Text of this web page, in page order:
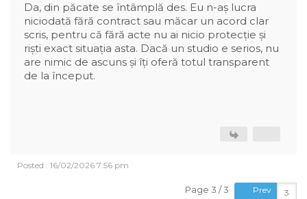
Da, din păcate se întâmplă des. Eu n-aș lucra
niciodată fără contract sau măcar un acord clar
scris, pentru că fără acte nu ai nicio protecție și
riști exact situația asta. Dacă un studio e serios, nu
are nimic de ascuns și îți oferă totul transparent
de la început.
Posted : 16/02/2026 7:56 pm
Page 3 / 3 Prev